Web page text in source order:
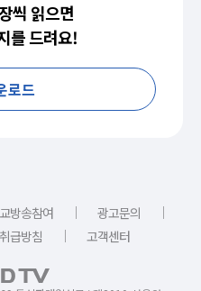
씩 읽으면
를 드려요!
로드
방송참여 ｜ 광고문의
｜
급방침 ｜ 고객센터